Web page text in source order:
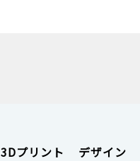
3Dプリント デザイン